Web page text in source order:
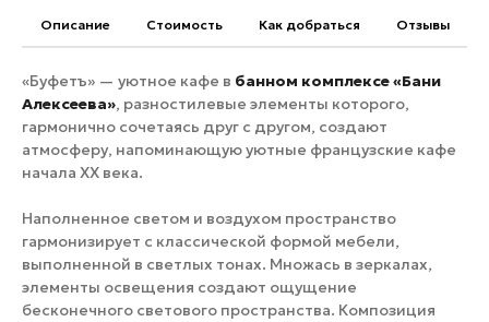
Особо охраняемые
природные территории
Описание Cтоимость Как добраться Отзывы
«Буфетъ» — уютное кафе в банном комплексе «Бани
Алексеева», разностилевые элементы которого,
гармонично сочетаясь друг с другом, создают
атмосферу, напоминающую уютные французские кафе
начала XX века.
Наполненное светом и воздухом пространство
гармонизирует с классической формой мебели,
выполненной в светлых тонах. Множась в зеркалах,
элементы освещения создают ощущение
бесконечного светового пространства. Композиция